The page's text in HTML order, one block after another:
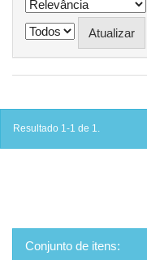
Resultado 1-1 de 1.
Conjunto de itens: